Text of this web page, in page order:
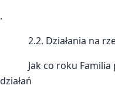
.
2.2. Działania na
Jak co roku Familia
działań